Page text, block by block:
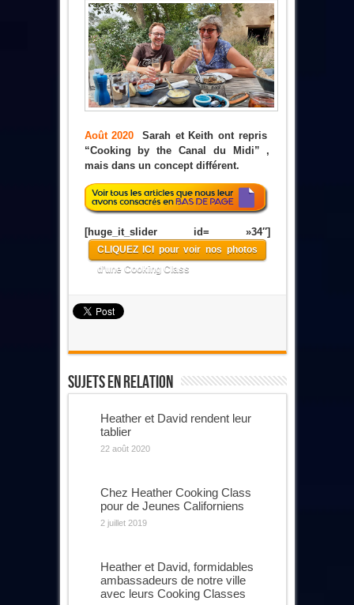
Août 2020 Sarah et Keith ont repris
“Cooking by the Canal du Midi” ,
mais dans un concept différent.
[huge_it_slider id= »34″]
CLIQUEZ ICI pour voir nos photos
d’une Cooking Class
Sujets En Relation
Heather et David rendent leur
tablier
22 août 2020
Chez Heather Cooking Class
pour de Jeunes Californiens
2 juillet 2019
Heather et David, formidables
ambassadeurs de notre ville
avec leurs Cooking Classes